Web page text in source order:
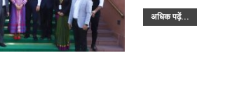
अधिक पढ़ें...